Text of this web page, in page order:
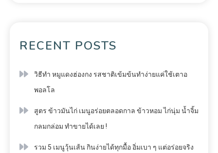
RECENT POSTS
วิธีทำ หมูแดงฮ่องกง รสชาติเข้มข้นทำง่ายแค่ใช้เตาอ
พอลโล
สูตร ข้าวมันไก่ เมนูอร่อยตลอดกาล ข้าวหอม ไก่นุ่ม น้ำจิ้ม
กลมกล่อม ทำขายได้เลย !
รวม 5 เมนูวุ้นเส้น กินง่ายได้ทุกมื้อ อิ่มเบา ๆ แต่อร่อยจริง